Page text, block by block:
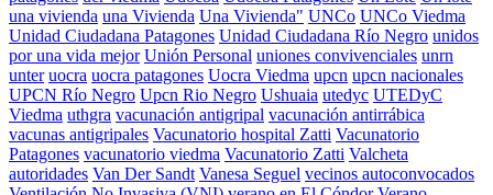
una vivienda una Vivienda Una Vivienda" UNCo UNCo Viedma
Unidad Ciudadana Patagones Unidad Ciudadana Río Negro unidos
por una vida mejor Unión Personal uniones convivenciales unrn
unter uocra uocra patagones Uocra Viedma upcn upcn nacionales
UPCN Río Negro Upcn Rio Negro Ushuaia utedyc UTEDyC
Viedma uthgra vacunación antigripal vacunación antirrábica
vacunas antigripales Vacunatorio hospital Zatti Vacunatorio
Patagones vacunatorio viedma Vacunatorio Zatti Valcheta
autoridades Van Der Sandt Vanesa Seguel vecinos autoconvocados